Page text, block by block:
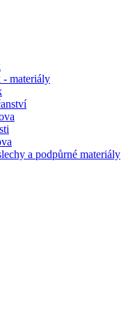
materiály
a podpůrné materiály